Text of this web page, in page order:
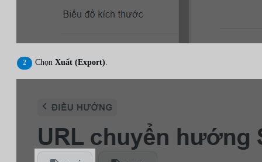
Chọn Xuất (Export)